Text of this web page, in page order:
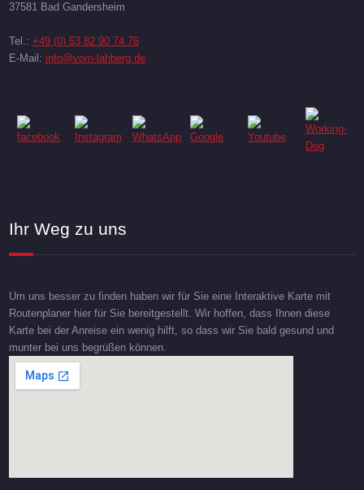
37581 Bad Gandersheim
Tel.: +49 (0) 53 82 90 74 76
E-Mail: info@vom-lahberg.de
Ihr Weg zu uns
Um uns besser zu finden haben wir für Sie eine Interaktive Karte mit
Routenplaner hier für Sie bereitgestellt. Wir hoffen, dass Ihnen diese
Karte bei der Anreise ein wenig hilft, so dass wir Sie bald gesund und
munter bei uns begrüßen können.